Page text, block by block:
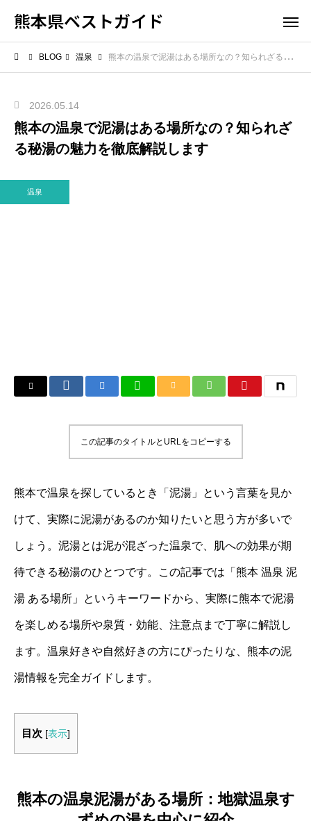
熊本県ベストガイド
BLOG 温泉 熊本の温泉で泥湯はある場所なの？知られざる秘湯の魅力を徹底解説します
2026.05.14
熊本の温泉で泥湯はある場所なの？知られざ
る秘湯の魅力を徹底解説します
温泉
この記事のタイトルとURLをコピーする
熊本で温泉を探しているとき「泥湯」という言葉を見か
けて、実際に泥湯があるのか知りたいと思う方が多いで
しょう。泥湯とは泥が混ざった温泉で、肌への効果が期
待できる秘湯のひとつです。この記事では「熊本 温泉 泥
湯 ある場所」というキーワードから、実際に熊本で泥湯
を楽しめる場所や泉質・効能、注意点まで丁寧に解説し
ます。温泉好きや自然好きの方にぴったりな、熊本の泥
湯情報を完全ガイドします。
目次 [表示]
熊本の温泉泥湯がある場所：地獄温泉す